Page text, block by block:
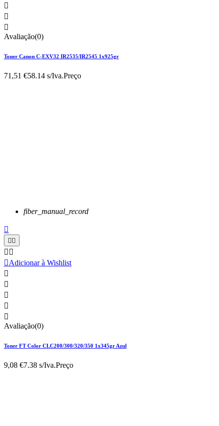



Avaliação(0)
Toner Canon C-EXV32 IR2535/IR2545 1x925gr
71,51 €58.14 s/Iva.Preço
fiber_manual_record

 
 
Adicionar à Wishlist





Avaliação(0)
Toner FT Color CLC200/300/320/350 1x345gr Azul
9,08 €7.38 s/Iva.Preço